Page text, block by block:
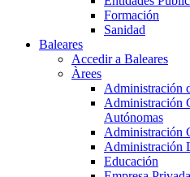
Formación
Sanidad
Baleares
Accedir a Baleares
Àrees
Administración
Administración
Autónomas
Administración
Administración
Educación